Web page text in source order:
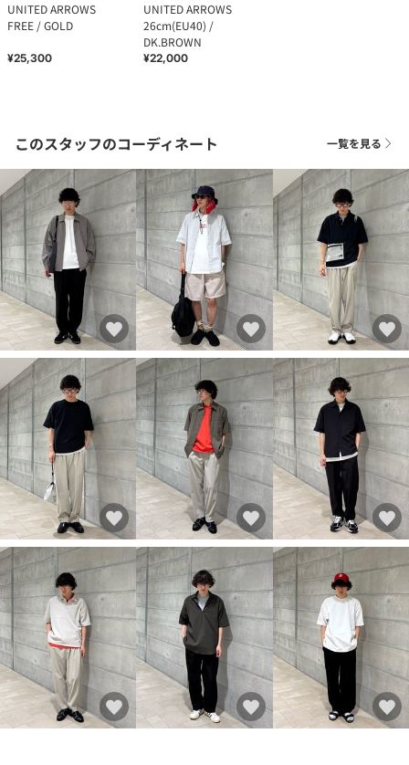
UNITED ARROWS
FREE / GOLD
¥25,300
UNITED ARROWS
26cm(EU40) /
DK.BROWN
¥22,000
このスタッフのコーディネート 一覧を見る